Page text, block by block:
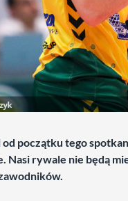
początku tego
Nasi rywale nie będą